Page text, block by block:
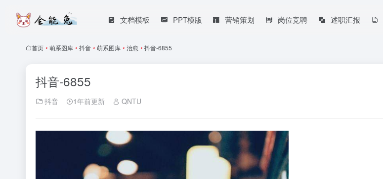
文档模板 PPT模版 营销策划 岗位竞聘 述职汇报
首页 • 萌系图库 • 抖音 • 萌系图库 • 治愈 • 抖音-6855
抖音-6855
抖音 1年前更新 QNTU